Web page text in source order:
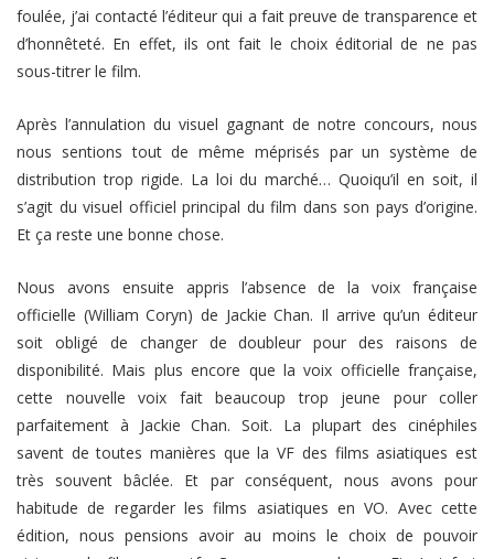
foulée, j’ai contacté l’éditeur qui a fait preuve de transparence et
d’honnêteté. En effet, ils ont fait le choix éditorial de ne pas
sous-titrer le film.
Après l’annulation du visuel gagnant de notre concours, nous
nous sentions tout de même méprisés par un système de
distribution trop rigide. La loi du marché… Quoiqu’il en soit, il
s’agit du visuel officiel principal du film dans son pays d’origine.
Et ça reste une bonne chose.
Nous avons ensuite appris l’absence de la voix française
officielle (William Coryn) de Jackie Chan. Il arrive qu’un éditeur
soit obligé de changer de doubleur pour des raisons de
disponibilité. Mais plus encore que la voix officielle française,
cette nouvelle voix fait beaucoup trop jeune pour coller
parfaitement à Jackie Chan. Soit. La plupart des cinéphiles
savent de toutes manières que la VF des films asiatiques est
très souvent bâclée. Et par conséquent, nous avons pour
habitude de regarder les films asiatiques en VO. Avec cette
édition, nous pensions avoir au moins le choix de pouvoir